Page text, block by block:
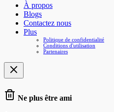
À propos
Blogs
Contactez nous
Plus
Politique de confidentialité
Conditions d'utilisation
Partenaires
Ne plus être ami